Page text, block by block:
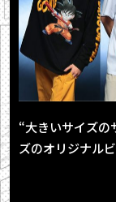
「
「
「
「
ン
“大きいサイズの
ズのオリジナル